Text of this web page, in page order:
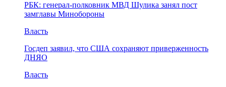
РБК: генерал-полковник МВД Шулика занял пост
замглавы Минобороны
Власть
Госдеп заявил, что США сохраняют приверженность
ДНЯО
Власть